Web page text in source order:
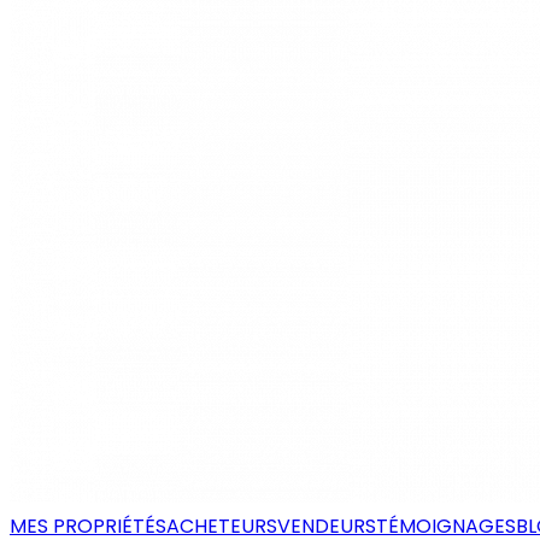
MES PROPRIÉTÉSACHETEURSVENDEURSTÉMOIGNAGES